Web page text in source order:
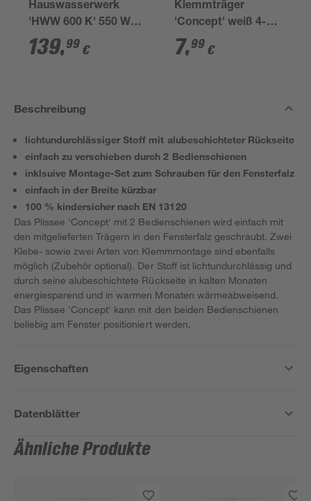
Hauswasserwerk
'HWW 600 K' 550 W
2800 l/h
139,99 €
Klemmträger
'Concept' weiß 4-
teilig
7,99 €
Beschreibung
lichtundurchlässiger Stoff mit alubeschichteter Rückseite
einfach zu verschieben durch 2 Bedienschienen
inklsuive Montage-Set zum Schrauben für den Fensterfalz
einfach in der Breite kürzbar
100 % kindersicher nach EN 13120
Das Plissee 'Concept' mit 2 Bedienschienen wird einfach mit
den mitgelieferten Trägern in den Fensterfalz geschraubt. Zwei
Klebe- sowie zwei Arten von Klemmmontage sind ebenfalls
möglich (Zubehör optional). Der Stoff ist lichtundurchlässig und
durch seine alubeschichtete Rückseite in kalten Monaten
energiesparend und in warmen Monaten wärmeabweisend.
Das Plissee 'Concept' kann mit den beiden Bedienschienen
beliebig am Fenster positioniert werden.
Eigenschaften
Datenblätter
Ähnliche Produkte